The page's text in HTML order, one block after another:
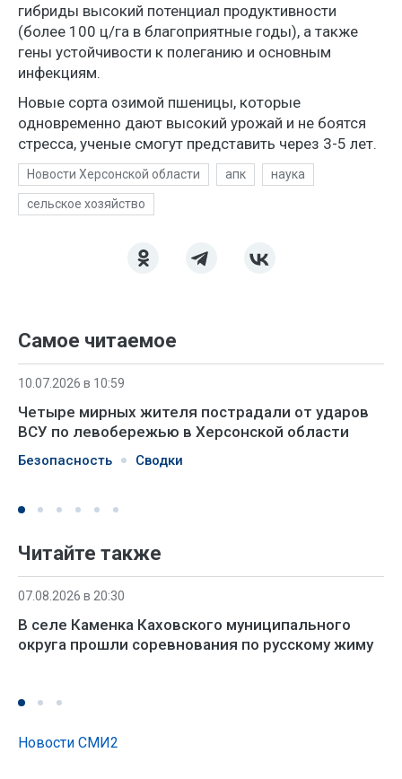
гибриды высокий потенциал продуктивности
(более 100 ц/га в благоприятные годы), а также
гены устойчивости к полеганию и основным
инфекциям.
Новые сорта озимой пшеницы, которые
одновременно дают высокий урожай и не боятся
стресса, ученые смогут представить через 3-5 лет.
Новости Херсонской области апк наука
сельское хозяйство
Самое читаемое
10.07.2026 в 10:59
Четыре мирных жителя пострадали от ударов
ВСУ по левобережью в Херсонской области
Безопасность Сводки
Читайте также
07.08.2026 в 20:30
В селе Каменка Каховского муниципального
округа прошли соревнования по русскому жиму
Новости СМИ2